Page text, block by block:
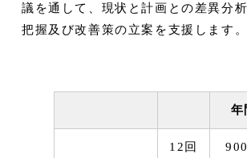
議を通して、現状と計画との差異分
把握及び改善策の立案を支援します。
年
12回